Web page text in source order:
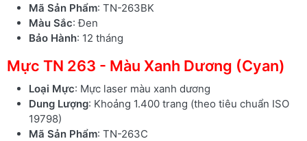
Mã Sản Phẩm: TN-263BK
Màu Sắc: Đen
Bảo Hành: 12 tháng
Mực TN 263 - Màu Xanh Dương (Cyan)
Loại Mực: Mực laser màu xanh dương
Dung Lượng: Khoảng 1.400 trang (theo tiêu chuẩn ISO
19798)
Mã Sản Phẩm: TN-263C